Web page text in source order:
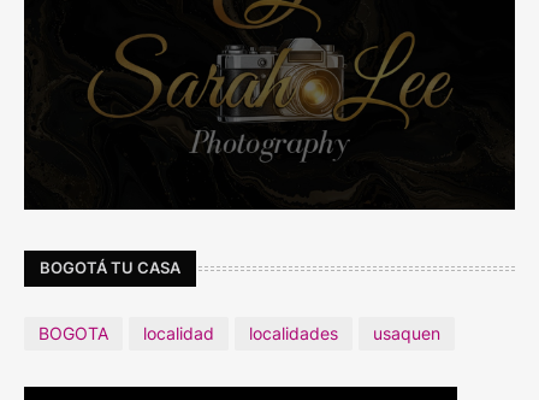
BOGOTÁ TU CASA
BOGOTA localidad localidades usaquen